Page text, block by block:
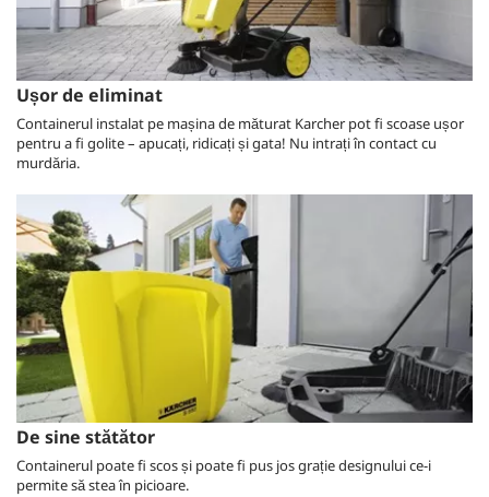
Ușor de eliminat
Containerul instalat pe mașina de măturat Karcher pot fi scoase ușor
pentru a fi golite – apucați, ridicați și gata! Nu intrați în contact cu
murdăria.
De sine stătător
Containerul poate fi scos și poate fi pus jos grație designului ce-i
permite să stea în picioare.